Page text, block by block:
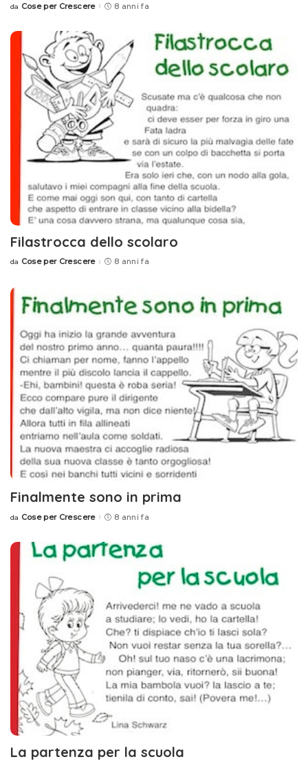
Posted
da Cose per Crescere 8 anni fa
Filastrocca dello scolaro
Posted
da Cose per Crescere 8 anni fa
Finalmente sono in prima
Posted
da Cose per Crescere 8 anni fa
La partenza per la scuola